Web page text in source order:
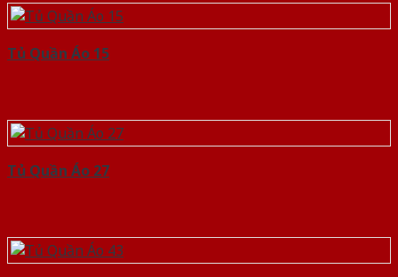
Tủ Quần Áo 15
Tủ Quần Áo 27